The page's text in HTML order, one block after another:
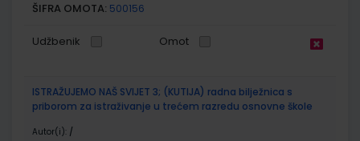
ŠIFRA OMOTA: 500156
Udžbenik Omot
ISTRAŽUJEMO NAŠ SVIJET 3; (KUTIJA) radna bilježnica s
priborom za istraživanje u trećem razredu osnovne škole
Autor(i): /